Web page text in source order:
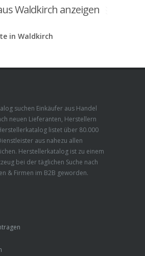
Waldkirch anzeigen
in Waldkirch
suchen Einkäufer aus Handel
neuen Lieferanten, Herstellern
listet über 80.000
aus nahezu allen
Herstellerkatalog ist zu einem
bei der täglichen Suche nach
& Firmen im B2B geworden.